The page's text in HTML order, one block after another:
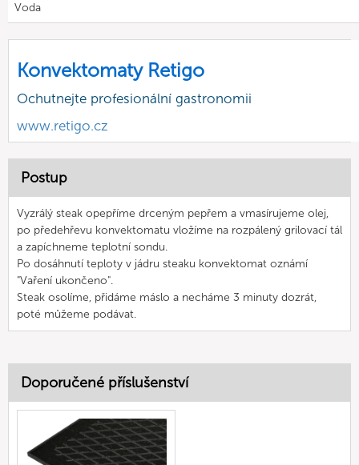
Voda
Konvektomaty Retigo
Ochutnejte profesionální gastronomii
www.retigo.cz
Postup
Vyzrálý steak opepříme drceným pepřem a vmasírujeme olej,
po předehřevu konvektomatu vložíme na rozpálený grilovací tál
a zapíchneme teplotní sondu.
Po dosáhnutí teploty v jádru steaku konvektomat oznámí
"Vaření ukončeno".
Steak osolíme, přidáme máslo a necháme 3 minuty dozrát,
poté můžeme podávat.
Doporučené příslušenství